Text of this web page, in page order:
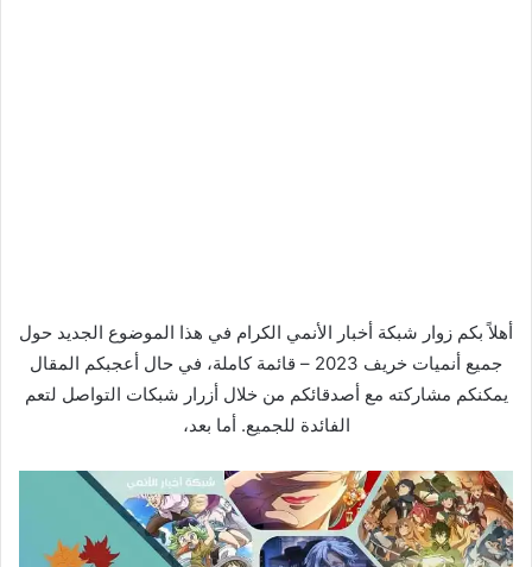
أهلاً بكم زوار شبكة أخبار الأنمي الكرام في هذا الموضوع الجديد حول
جميع أنميات خريف 2023 – قائمة كاملة، في حال أعجبكم المقال
يمكنكم مشاركته مع أصدقائكم من خلال أزرار شبكات التواصل لتعم
الفائدة للجميع. أما بعد،